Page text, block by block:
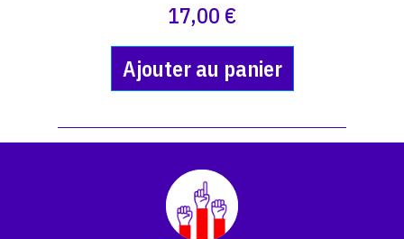
17,00 €
Ajouter au panier